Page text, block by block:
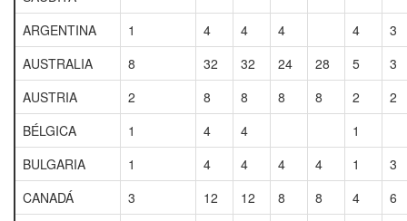
ARGENTINA 1 4 4 4 4
3
AUSTRALIA
8 32 32 24 28 5
3
AUSTRIA
2 8 8 8 8 2
2
BÉLGICA
1 4 4
1
BULGARIA
1 4 4 4 4 1
3
CANADÁ
3 12 12 8 8 4
6